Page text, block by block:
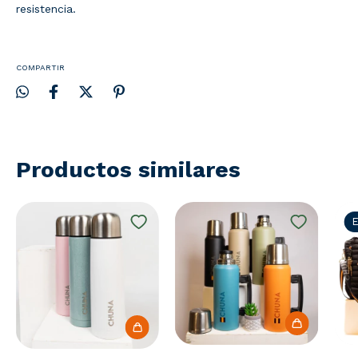
resistencia.
COMPARTIR
Productos similares